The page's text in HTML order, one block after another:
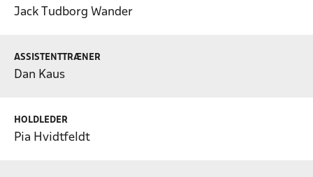
Jack Tudborg Wander
ASSISTENTTRÆNER
Dan Kaus
HOLDLEDER
Pia Hvidtfeldt